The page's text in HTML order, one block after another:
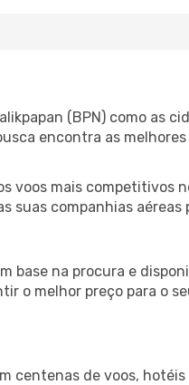
(BPN) como as
encontra as
voos mais competitivos
suas companhias aéreas
base na procura e
o melhor preço para o
centenas de voos,